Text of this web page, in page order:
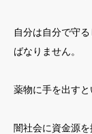
自分は自分で守
ばなりません。
薬物に手を出すと
闇社会に資金源を